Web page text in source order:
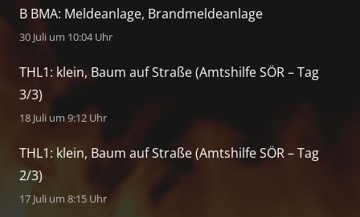
B BMA: Meldeanlage, Brandmeldeanlage
30 Juli um 10:04 Uhr
THL1: klein, Baum auf Straße (Amtshilfe SÖR – Tag
3/3)
18 Juli um 9:12 Uhr
THL1: klein, Baum auf Straße (Amtshilfe SÖR – Tag
2/3)
17 Juli um 8:15 Uhr